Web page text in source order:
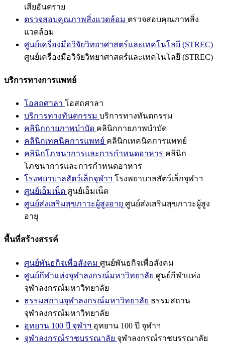
เสียอันตราย
ตรวจสอบคุณภาพสิ่งแวดล้อม ตรวจสอบคุณภาพสิ่ง
แวดล้อม
ศูนย์เครื่องมือวิจัยวิทยาศาสตร์และเทคโนโลยี (STREC)
ศูนย์เครื่องมือวิจัยวิทยาศาสตร์และเทคโนโลยี (STREC)
บริการทางการแพทย์
โอสถศาลา โอสถศาลา
บริการทางทันตกรรม บริการทางทันตกรรม
คลินิกกายภาพบำบัด คลินิกกายภาพบำบัด
คลินิกเทคนิคการแพทย์ คลินิกเทคนิคการแพทย์
คลินิกโภชนาการและการกำหนดอาหาร คลินิก
โภชนาการและการกำหนดอาหาร
โรงพยาบาลสัตว์เล็กจุฬาฯ โรงพยาบาลสัตว์เล็กจุฬาฯ
ศูนย์เอ็มเน็ต ศูนย์เอ็มเน็ต
ศูนย์ส่งเสริมสุขภาวะผู้สูงอายุ ศูนย์ส่งเสริมสุขภาวะผู้สูง
อายุ
พื้นที่สร้างสรรค์
ศูนย์พันธกิจเพื่อสังคม ศูนย์พันธกิจเพื่อสังคม
ศูนย์กีฬาแห่งจุฬาลงกรณ์มหาวิทยาลัย ศูนย์กีฬาแห่ง
จุฬาลงกรณ์มหาวิทยาลัย
ธรรมสถานจุฬาลงกรณ์มหาวิทยาลัย ธรรมสถาน
จุฬาลงกรณ์มหาวิทยาลัย
อุทยาน 100 ปี จุฬาฯ อุทยาน 100 ปี จุฬาฯ
จุฬาลงกรณ์ราชบรรณาลัย จุฬาลงกรณ์ราชบรรณาลัย